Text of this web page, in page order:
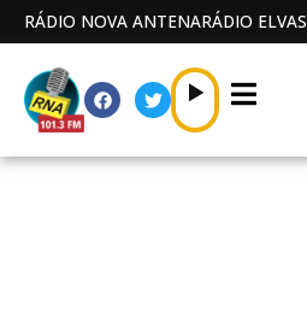
RÁDIO NOVA ANTENARÁDIO ELVAS